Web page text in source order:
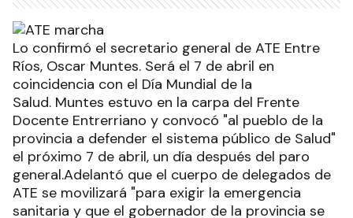
Lo confirmó el secretario general de ATE Entre
Ríos, Oscar Muntes. Será el 7 de abril en
coincidencia con el Día Mundial de la
Salud. Muntes estuvo en la carpa del Frente
Docente Entrerriano y convocó "al pueblo de la
provincia a defender el sistema público de Salud"
el próximo 7 de abril, un día después del paro
general.Adelantó que el cuerpo de delegados de
ATE se movilizará "para exigir la emergencia
sanitaria y que el gobernador de la provincia se